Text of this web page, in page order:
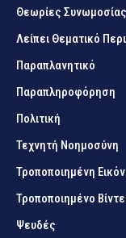
Θεωρίες Συνωμοσίας
Λείπει Θεματικό
Παραπλανητικό
Παραπληροφόρηση
Πολιτική
Τεχνητή Νοημοσύνη
Τροποποιημένη
Τροποποιημένο
Ψευδές